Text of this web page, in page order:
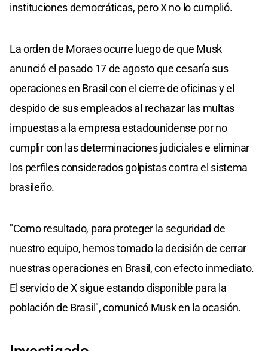
instituciones democráticas, pero X no lo cumplió.
La orden de Moraes ocurre luego de que Musk
anunció el pasado 17 de agosto que cesaría sus
operaciones en Brasil con el cierre de oficinas y el
despido de sus empleados al rechazar las multas
impuestas a la empresa estadounidense por no
cumplir con las determinaciones judiciales e eliminar
los perfiles considerados golpistas contra el sistema
brasileño.
"Como resultado, para proteger la seguridad de
nuestro equipo, hemos tomado la decisión de cerrar
nuestras operaciones en Brasil, con efecto inmediato.
El servicio de X sigue estando disponible para la
población de Brasil", comunicó Musk en la ocasión.